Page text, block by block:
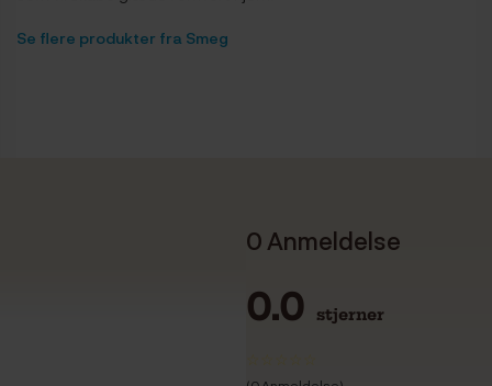
Se flere produkter fra Smeg
0 Anmeldelse
0.0 stjerner